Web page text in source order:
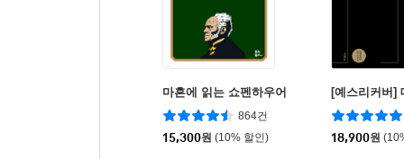
마흔에 읽는 쇼펜하우어
864건
15,300원 (10% 할인)
[예스리커버]
18,900원